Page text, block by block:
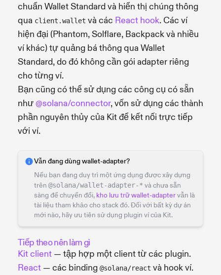
chuẩn Wallet Standard và hiển thị chúng thông
qua client.wallet và các React hook. Các ví
hiện đại (Phantom, Solflare, Backpack và nhiều
ví khác) tự quảng bá thông qua Wallet
Standard, do đó không cần gói adapter riêng
cho từng ví.
Bạn cũng có thể sử dụng các công cụ có sẵn
như @solana/connector, vốn sử dụng các thành
phần nguyên thủy của Kit để kết nối trực tiếp
với ví.
Vẫn đang dùng wallet-adapter?
Nếu bạn đang duy trì một ứng dụng được xây dựng
trên @solana/wallet-adapter-* và chưa sẵn
sàng để chuyển đổi, kho lưu trữ wallet-adaptervẫn là
tài liệu tham khảo cho stack đó. Đối với bất kỳ dự án
mới nào, hãy ưu tiên sử dụng plugin ví của Kit.
Tiếp theo nên làm gì
Kit client — tập hợp một client từ các plugin.
React — các binding @solana/react và hook ví.